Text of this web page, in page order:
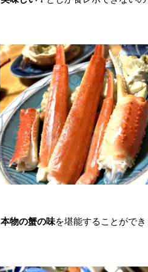
本物の蟹の味を堪能することがで